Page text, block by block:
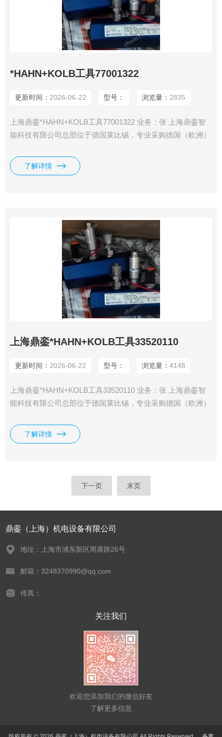
*HAHN+KOLB工具77001322
更新时间： 2026-06-22 型号： 浏览量： 2835
上海鼎銮*HAHN+KOLB工具77001322 业务：张 上海鼎銮智
能科技有限公司总部位于德国莱比锡，专业采购德国（欧洲）
出的每一个产品均为100%原装正品，每个订单均可提供厂家
出具的发货单，海关出具的报关单，德国商会出具的原产地证
了解详情
上海鼎銮*HAHN+KOLB工具33520110
更新时间： 2026-06-22 型号： 浏览量： 4148
上海鼎銮*HAHN+KOLB工具33520110 业务：张 上海鼎銮智
能科技有限公司总部位于德国莱比锡，专业采购德国（欧洲）
出的每一个产品均为100%原装正品，每个订单均可提供厂家
出具的发货单，海关出具的报关单，德国商会出具的原产地证
了解详情
下一页 末页
鼎銮（上海）机电设备有限公司
地址：上海市浦东新区周康路26号
邮箱：3248370990@qq.com
传真：
关注我们
欢迎您添加我们的微信好友
了解更多信息